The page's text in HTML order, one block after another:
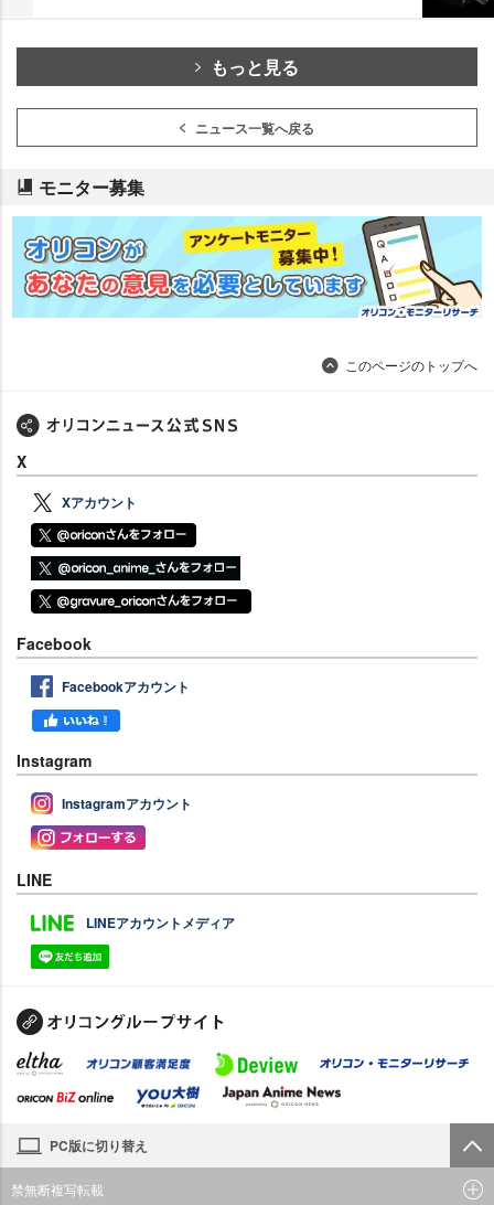
もっと見る
ニュース一覧へ戻る
モニター募集
このページのトップへ
X
Xアカウント
Facebook
Facebookアカウント
Instagram
Instagramアカウント
LINE
LINEアカウントメディア
PC版に切り替え
禁無断複写転載